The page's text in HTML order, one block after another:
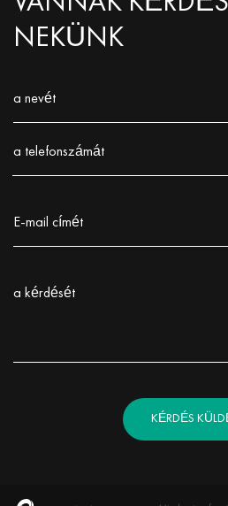
NEKÜNK
a nevét
a telefonszámát
E-mail címét
a kérdését
KÉRDÉS